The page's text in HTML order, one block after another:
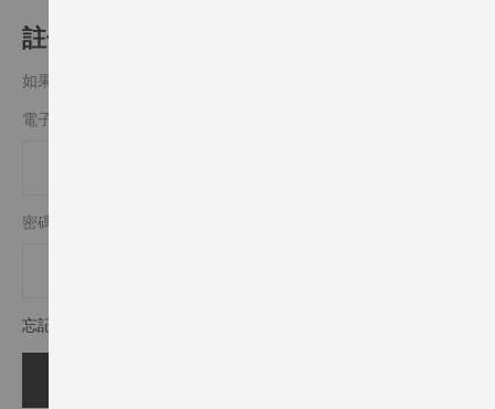
註冊客戶
如果你有一個帳戶，請用您的電子郵件地址登入.
電子郵件
密碼
忘記密碼?